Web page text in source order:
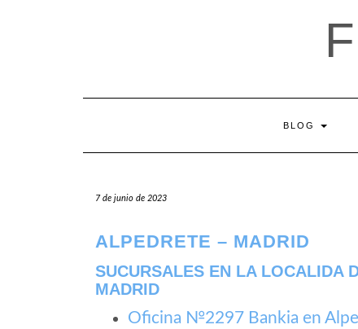
BLOG
7 de junio de 2023
ALPEDRETE – MADRID
SUCURSALES EN LA LOCALIDA
MADRID
Oficina №2297 Bankia en